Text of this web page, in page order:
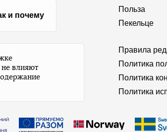
и почему
Польза
Пекельце
Правила
Политика
Политика
Политика
влияют